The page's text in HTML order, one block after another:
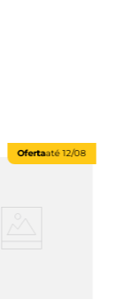
Ofertaaté12/08